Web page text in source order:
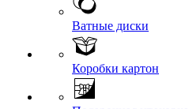
Ватные диски
Коробки картон